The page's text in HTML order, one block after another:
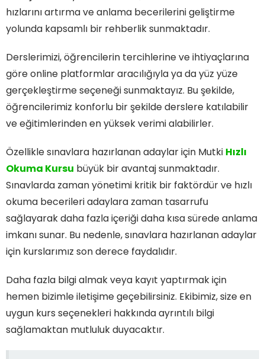
hızlarını artırma ve anlama becerilerini geliştirme
yolunda kapsamlı bir rehberlik sunmaktadır.
Derslerimizi, öğrencilerin tercihlerine ve ihtiyaçlarına
göre online platformlar aracılığıyla ya da yüz yüze
gerçekleştirme seçeneği sunmaktayız. Bu şekilde,
öğrencilerimiz konforlu bir şekilde derslere katılabilir
ve eğitimlerinden en yüksek verimi alabilirler.
Özellikle sınavlara hazırlanan adaylar için Mutki Hızlı
Okuma Kursu büyük bir avantaj sunmaktadır.
Sınavlarda zaman yönetimi kritik bir faktördür ve hızlı
okuma becerileri adaylara zaman tasarrufu
sağlayarak daha fazla içeriği daha kısa sürede anlama
imkanı sunar. Bu nedenle, sınavlara hazırlanan adaylar
için kurslarımız son derece faydalıdır.
Daha fazla bilgi almak veya kayıt yaptırmak için
hemen bizimle iletişime geçebilirsiniz. Ekibimiz, size en
uygun kurs seçenekleri hakkında ayrıntılı bilgi
sağlamaktan mutluluk duyacaktır.